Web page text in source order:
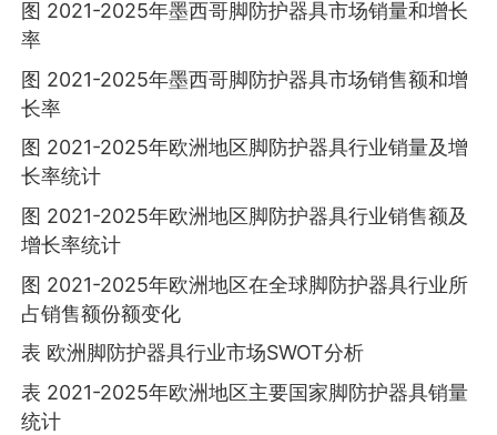
图 2021-2025年墨西哥脚防护器具市场销量和增长
率
图 2021-2025年墨西哥脚防护器具市场销售额和增
长率
图 2021-2025年欧洲地区脚防护器具行业销量及增
长率统计
图 2021-2025年欧洲地区脚防护器具行业销售额及
增长率统计
图 2021-2025年欧洲地区在全球脚防护器具行业所
占销售额份额变化
表 欧洲脚防护器具行业市场SWOT分析
表 2021-2025年欧洲地区主要国家脚防护器具销量
统计